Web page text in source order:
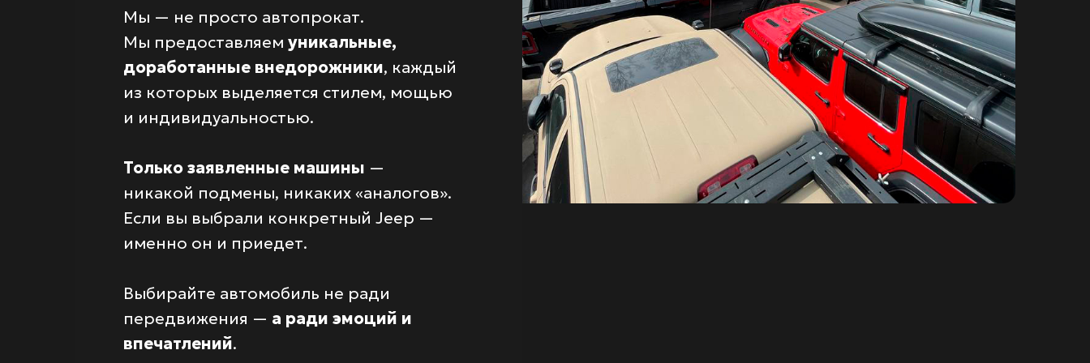
Мы — не просто автопрокат.
Мы предоставляем уникальные,
доработанные внедорожники, каждый
из которых выделяется стилем, мощью
и индивидуальностью.
Только заявленные машины —
никакой подмены, никаких «аналогов».
Если вы выбрали конкретный Jeep —
именно он и приедет.
Выбирайте автомобиль не ради
передвижения — а ради эмоций и
впечатлений.